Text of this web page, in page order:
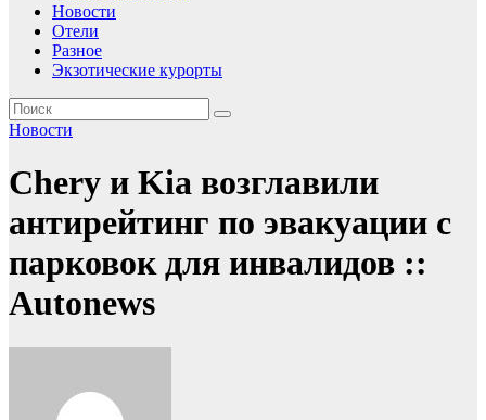
Новости
Отели
Разное
Экзотические курорты
Новости
Chery и Kia возглавили
антирейтинг по эвакуации с
парковок для инвалидов ::
Autonews